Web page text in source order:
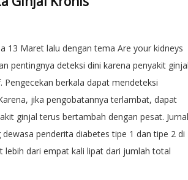
13 Maret lalu dengan tema Are your kidneys
pentingnya deteksi dini karena penyakit ginjal
berkala dapat mendeteksi
jika pengobatannya terlambat, dapat
ginjal terus bertambah dengan pesat. Jurnal
penderita diabetes tipe 1 dan tipe 2 di
dari empat kali lipat dari jumlah total